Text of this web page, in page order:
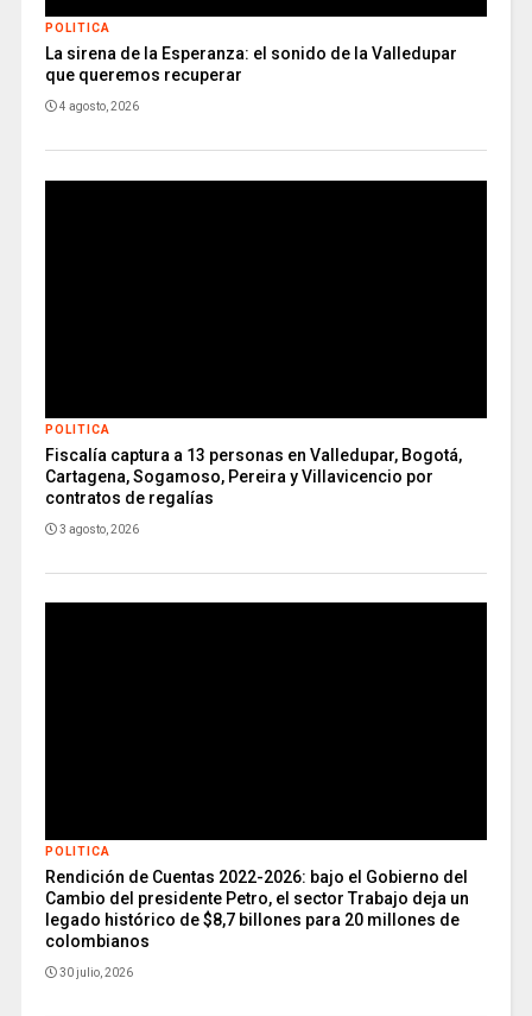
POLITICA
La sirena de la Esperanza: el sonido de la Valledupar
que queremos recuperar
4 agosto, 2026
POLITICA
Fiscalía captura a 13 personas en Valledupar, Bogotá,
Cartagena, Sogamoso, Pereira y Villavicencio por
contratos de regalías
3 agosto, 2026
POLITICA
Rendición de Cuentas 2022-2026: bajo el Gobierno del
Cambio del presidente Petro, el sector Trabajo deja un
legado histórico de $8,7 billones para 20 millones de
colombianos
30 julio, 2026